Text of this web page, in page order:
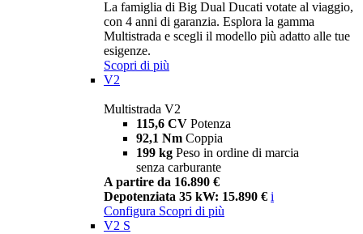
La famiglia di Big Dual Ducati votate al viaggio,
con 4 anni di garanzia. Esplora la gamma
Multistrada e scegli il modello più adatto alle tue
esigenze.
Scopri di più
V2
Multistrada V2
115,6 CV Potenza
92,1 Nm Coppia
199 kg Peso in ordine di marcia
senza carburante
A partire da 16.890 €
Depotenziata 35 kW: 15.890 € i
Configura Scopri di più
V2 S